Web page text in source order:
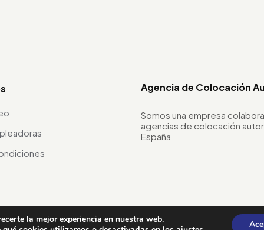
Agencia de Colocación
Somos una empresa
agencias de colocación
España
la mejor experiencia en nuestra web.